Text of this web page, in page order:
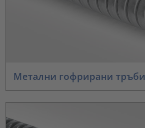
Метални гофрирани тръби